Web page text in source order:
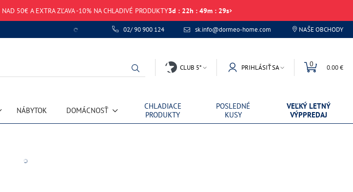
50€ A EXTRA ZĽAVA -10% NA CHLADIVÉ PRODUKTY3d : 22h : 49m : 29s
02/ 90 900 124 sk.info@dormeo-home.com NAŠE OBCHODY
CLUB 5* PRIHLÁSIŤ SA 0 0.00 €
NÁBYTOK DOMÁCNOSŤ
CHLADIACE
PRODUKTY
POSLEDNÉ
KUSY
VEĽKÝ LETNÝ
VÝPPREDAJ